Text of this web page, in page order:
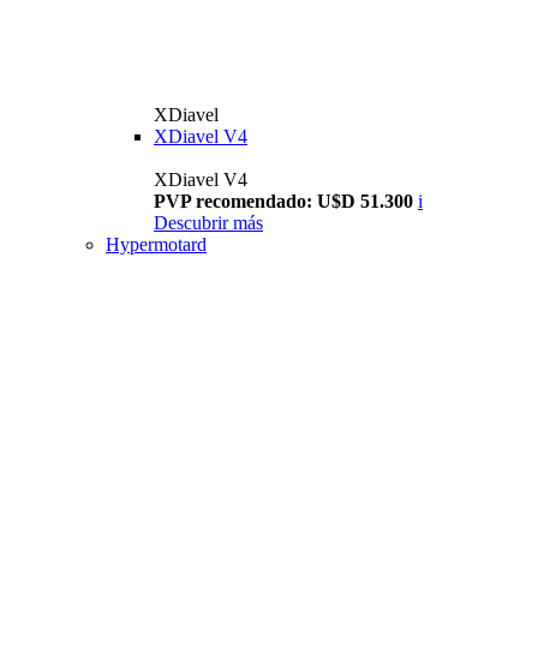
XDiavel
XDiavel V4
XDiavel V4
PVP recomendado: U$D 51.300 i
Descubrir más
Hypermotard